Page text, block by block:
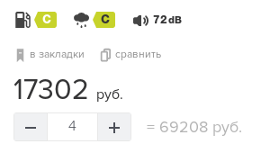
C C 72 dB
в закладки сравнить
17302 руб.
4 =69208 руб.